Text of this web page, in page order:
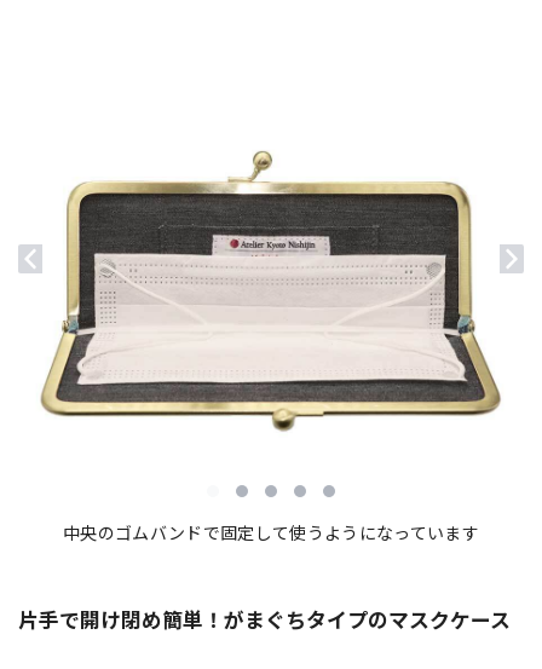
中央のゴムバンドで固定して使うようになっています
片手で開け閉め簡単！がまぐちタイプのマスクケース